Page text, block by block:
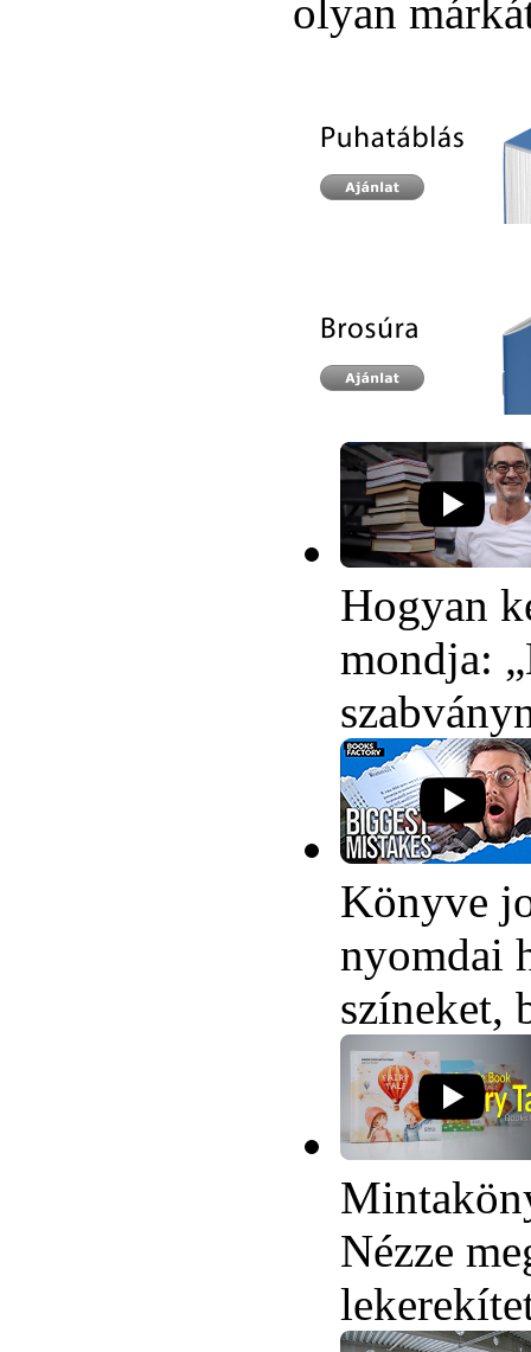
olyan
Hogyan
mondja:
Könyve
nyomdai
színeket,
Nézze